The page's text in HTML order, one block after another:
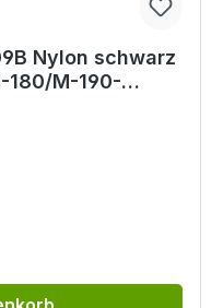
Nylon schwarz
180/M-190-